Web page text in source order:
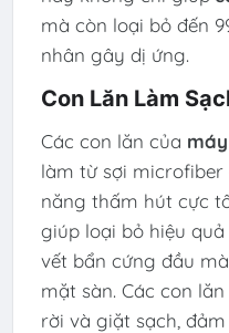
mà còn loại bỏ đến
nhân gây dị ứng.
Con Lăn Làm
Các con lăn của
làm từ sợi
năng thấm hút cực
giúp loại bỏ hiệu
vết bẩn cứng đầu
mặt sàn. Các con
rời và giặt sạch,